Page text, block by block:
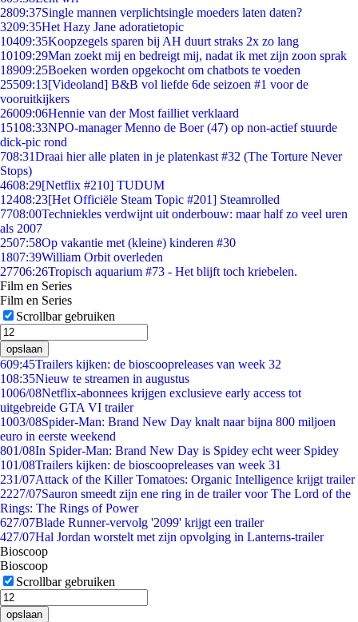
2809:37Single mannen verplichtsingle moeders laten daten?
3209:35Het Hazy Jane adoratietopic
10409:35Koopzegels sparen bij AH duurt straks 2x zo lang
10109:29Man zoekt mij en bedreigt mij, nadat ik met zijn zoon sprak
18909:25Boeken worden opgekocht om chatbots te voeden
25509:13[Videoland] B&B vol liefde 6de seizoen #1 voor de
vooruitkijkers
26009:06Hennie van der Most failliet verklaard
15108:33NPO-manager Menno de Boer (47) op non-actief stuurde
dick-pic rond
708:31Draai hier alle platen in je platenkast #32 (The Torture Never
Stops)
4608:29[Netflix #210] TUDUM
12408:23[Het Officiële Steam Topic #201] Steamrolled
7708:00Techniekles verdwijnt uit onderbouw: maar half zo veel uren
als 2007
2507:58Op vakantie met (kleine) kinderen #30
1807:39William Orbit overleden
27706:26Tropisch aquarium #73 - Het blijft toch kriebelen.
Film en Series
Film en Series
Scrollbar gebruiken
opslaan
609:45Trailers kijken: de bioscoopreleases van week 32
108:35Nieuw te streamen in augustus
1006/08Netflix-abonnees krijgen exclusieve early access tot
uitgebreide GTA VI trailer
1003/08Spider-Man: Brand New Day knalt naar bijna 800 miljoen
euro in eerste weekend
801/08In Spider-Man: Brand New Day is Spidey echt weer Spidey
101/08Trailers kijken: de bioscoopreleases van week 31
231/07Attack of the Killer Tomatoes: Organic Intelligence krijgt trailer
2227/07Sauron smeedt zijn ene ring in de trailer voor The Lord of the
Rings: The Rings of Power
627/07Blade Runner-vervolg '2099' krijgt een trailer
427/07Hal Jordan worstelt met zijn opvolging in Lanterns-trailer
Bioscoop
Bioscoop
Scrollbar gebruiken
opslaan